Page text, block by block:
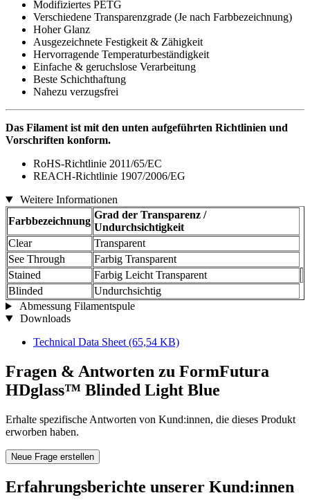
Modifiziertes PETG
Verschiedene Transparenzgrade (Je nach Farbbezeichnung)
Hoher Glanz
Ausgezeichnete Festigkeit & Zähigkeit
Hervorragende Temperaturbeständigkeit
Einfache & geruchslose Verarbeitung
Beste Schichthaftung
Nahezu verzugsfrei
Das Filament ist mit den unten aufgeführten Richtlinien und
Vorschriften konform.
RoHS-Richtlinie 2011/65/EC
REACH-Richtlinie 1907/2006/EG
Weitere Informationen
Farbbezeichnung
Grad der Transparenz /
Undurchsichtigkeit
Clear
Transparent
See Through
Farbig Transparent
Stained
Farbig Leicht Transparent
Blinded
Undurchsichtig
Abmessung Filamentspule
Downloads
Technical Data Sheet (65,54 KB)
Fragen & Antworten zu FormFutura
HDglass™ Blinded Light Blue
Erhalte spezifische Antworten von Kund:innen, die dieses Produkt
erworben haben.
Neue Frage erstellen
Erfahrungsberichte unserer Kund:innen